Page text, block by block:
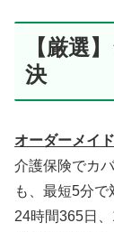
【厳選
決
オーダーメイ
介護保険でカ
も、最短5分で
24時間365日